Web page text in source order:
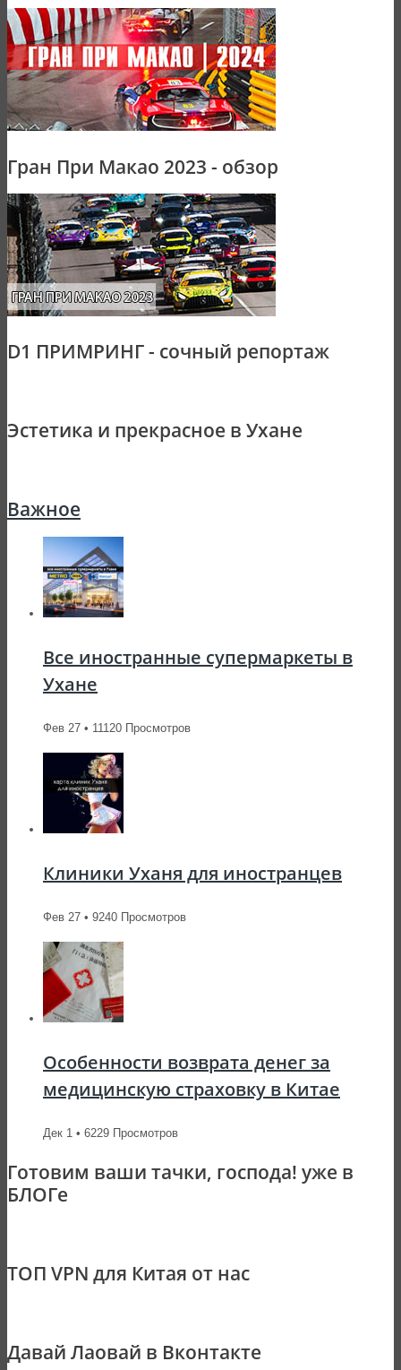
Гран При Макао 2023 - обзор
D1 ПРИМРИНГ - сочный репортаж
Эстетика и прекрасное в Ухане
Важное
Все иностранные супермаркеты в
Ухане
Фев 27 • 11120 Просмотров
Клиники Уханя для иностранцев
Фев 27 • 9240 Просмотров
Особенности возврата денег за
медицинскую страховку в Китае
Дек 1 • 6229 Просмотров
Готовим ваши тачки, господа! уже в
БЛОГе
ТОП VPN для Китая от нас
Давай Лаовай в Вконтакте